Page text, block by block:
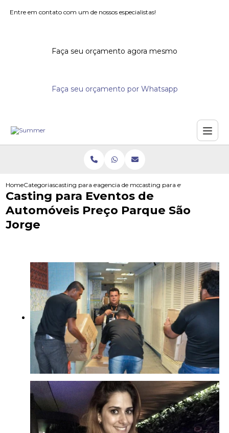
Entre em contato com um de nossos especialistas!
Faça seu orçamento agora mesmo
Faça seu orçamento por Whatsapp
HomeCategoriascasting para eventosagencia de modelos para eventos
casting para eventos de
Casting para Eventos de
Automóveis Preço Parque São
Jorge